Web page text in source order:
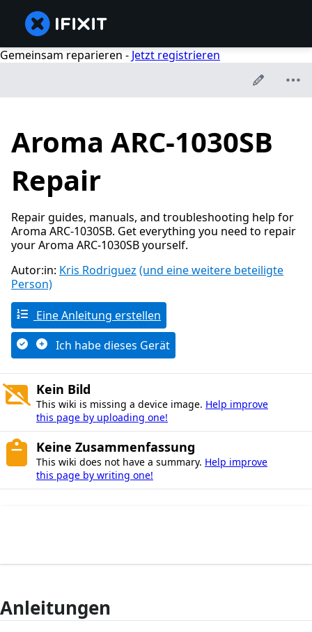
Gemeinsam reparieren - Jetzt registrieren
Aroma ARC-1030SB
Repair
Repair guides, manuals, and troubleshooting help for
Aroma ARC-1030SB. Get everything you need to repair
your Aroma ARC-1030SB yourself.
Autor:in: Kris Rodriguez (und eine weitere beteiligte
Person)
Eine Anleitung erstellen
Ich habe dieses Gerät
Kein Bild
This wiki is missing a device image. Help improve
this page by uploading one!
Keine Zusammenfassung
This wiki does not have a summary. Help improve
this page by writing one!
Anleitungen